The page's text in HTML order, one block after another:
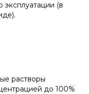
эксплуатации (в
растворы
до 100%